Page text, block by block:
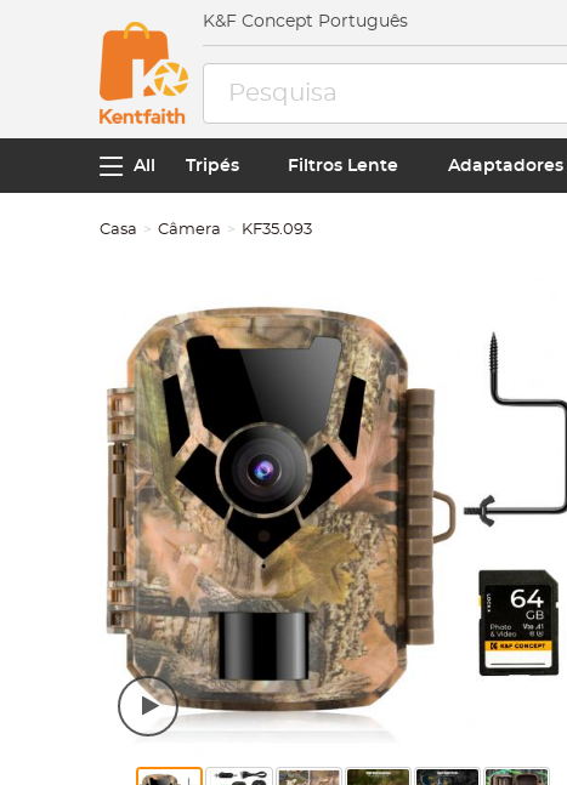
K&F Concept Português
All Tripés Filtros Lente Adaptadores
Casa Câmera KF35.093